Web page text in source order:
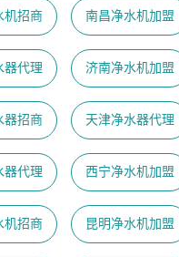
机招商 南昌净水机加盟
器代理 济南净水机加盟
器招商 天津净水器代理
器代理 西宁净水机加盟
机招商 昆明净水机加盟